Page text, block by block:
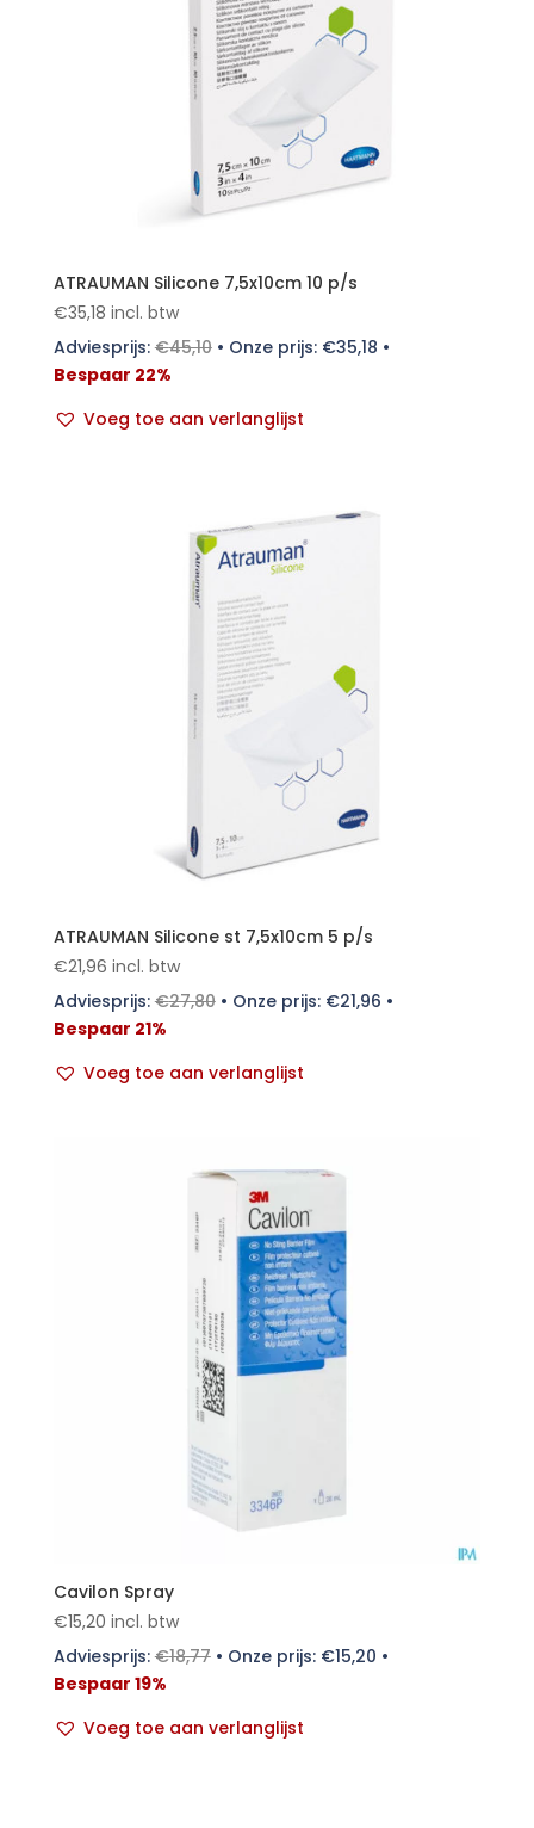
ATRAUMAN Silicone 7,5x10cm 10 p/s
€35,18 incl. btw
Adviesprijs:€45,10• Onze prijs: €35,18 •
Bespaar 22%
Voeg toe aan verlanglijst
ATRAUMAN Silicone st 7,5x10cm 5 p/s
€21,96 incl. btw
Adviesprijs:€27,80• Onze prijs: €21,96 •
Bespaar 21%
Voeg toe aan verlanglijst
Cavilon Spray
€15,20 incl. btw
Adviesprijs:€18,77• Onze prijs: €15,20 •
Bespaar 19%
Voeg toe aan verlanglijst